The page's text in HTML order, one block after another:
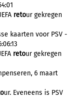
retour gekregen
kaarten voor PSV -
retour gekregen
6 maart
ur. Eveneens is PSV